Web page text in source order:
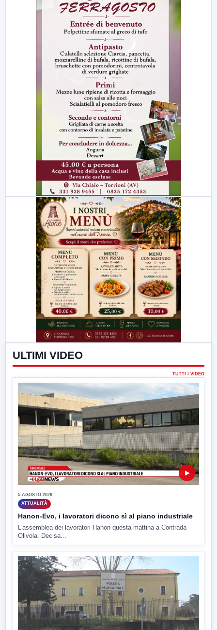
ULTIMI VIDEO
TUTTI I VIDEO
▶
5 AGOSTO 2026
ATTUALITÀ
Hanon-Evo, i lavoratori dicono sì al piano industriale
L'assemblea dei lavoratori Hanon questa mattina a Contrada
Olivola. Decisa...